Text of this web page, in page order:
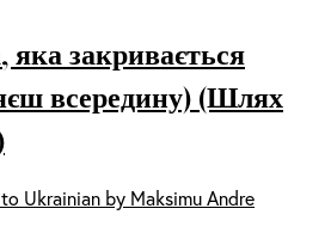
яка закривається
всередину) (Шлях
Ukrainian by Maksimu Andre